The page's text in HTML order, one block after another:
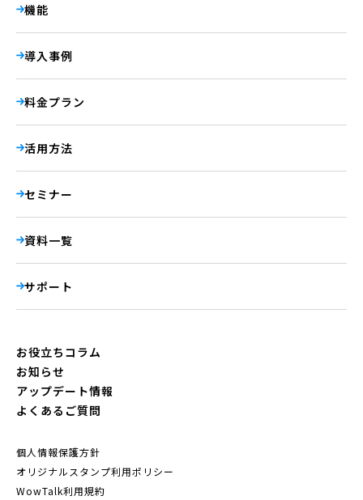
機能
導入事例
料金プラン
活用方法
セミナー
資料一覧
サポート
お役立ちコラム
お知らせ
アップデート情報
よくあるご質問
個人情報保護方針
オリジナルスタンプ利用ポリシー
WowTalk利用規約